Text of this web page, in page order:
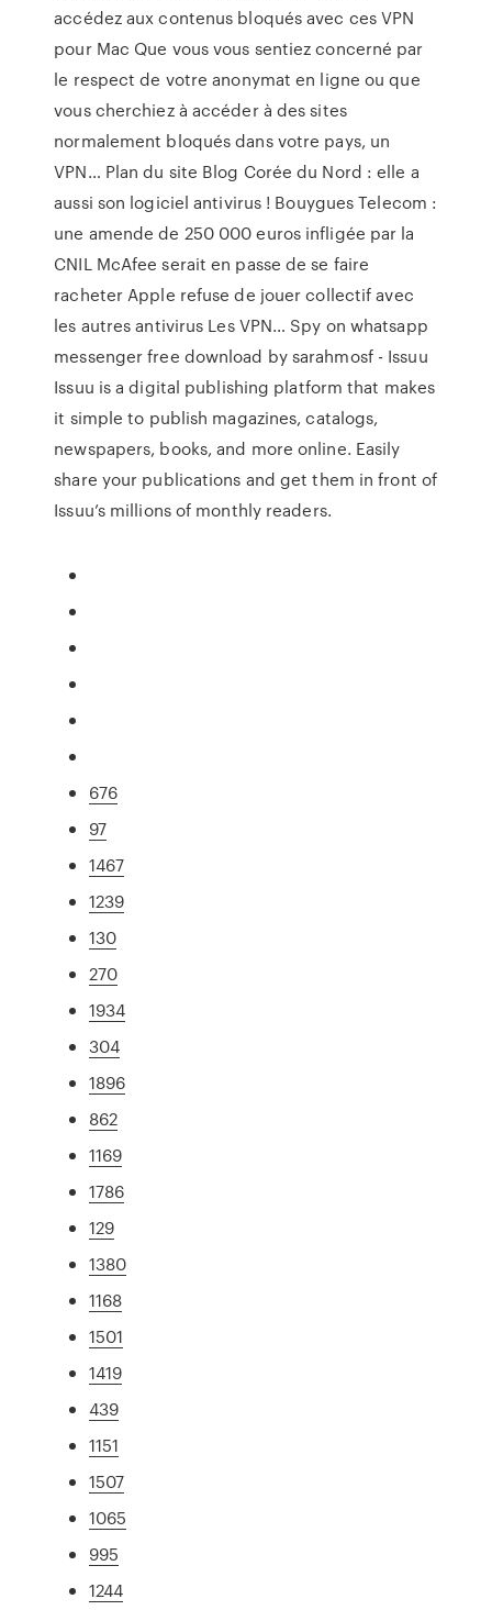
accédez aux contenus bloqués avec ces VPN
pour Mac Que vous vous sentiez concerné par
le respect de votre anonymat en ligne ou que
vous cherchiez à accéder à des sites
normalement bloqués dans votre pays, un
VPN… Plan du site Blog Corée du Nord : elle a
aussi son logiciel antivirus ! Bouygues Telecom :
une amende de 250 000 euros infligée par la
CNIL McAfee serait en passe de se faire
racheter Apple refuse de jouer collectif avec
les autres antivirus Les VPN… Spy on whatsapp
messenger free download by sarahmosf - Issuu
Issuu is a digital publishing platform that makes
it simple to publish magazines, catalogs,
newspapers, books, and more online. Easily
share your publications and get them in front of
Issuu’s millions of monthly readers.
676
97
1467
1239
130
270
1934
304
1896
862
1169
1786
129
1380
1168
1501
1419
439
1151
1507
1065
995
1244